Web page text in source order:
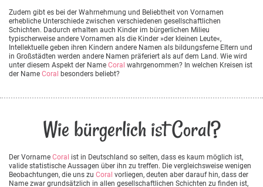
Zudem gibt es bei der Wahrnehmung und Beliebtheit von Vornamen
erhebliche Unterschiede zwischen verschiedenen gesellschaftlichen
Schichten. Dadurch erhalten auch Kinder im bürgerlichen Milieu
typischerweise andere Vornamen als die Kinder »der kleinen Leute«,
Intellektuelle geben ihren Kindern andere Namen als bildungsferne Eltern und
in Großstädten werden andere Namen präferiert als auf dem Land. Wie wird
unter diesem Aspekt der Name Coral wahrgenommen? In welchen Kreisen ist
der Name Coral besonders beliebt?
Wie bürgerlich ist Coral?
Der Vorname Coral ist in Deutschland so selten, dass es kaum möglich ist,
valide statistische Aussagen über ihn zu treffen. Die vergleichsweise wenigen
Beobachtungen, die uns zu Coral vorliegen, deuten aber darauf hin, dass der
Name zwar grundsätzlich in allen gesellschaftlichen Schichten zu finden ist,